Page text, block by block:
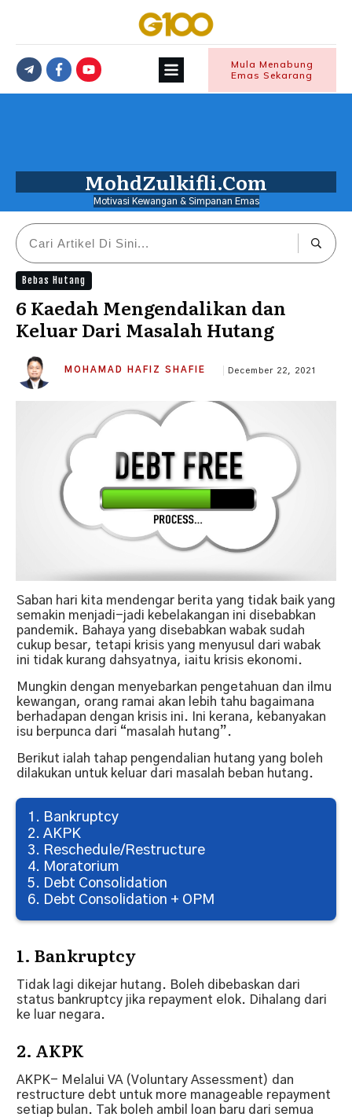
Mula Menabung
Emas Sekarang
MohdZulkifli.Com
Motivasi Kewangan & Simpanan Emas
Bebas Hutang
6 Kaedah Mengendalikan dan
Keluar Dari Masalah Hutang
MOHAMAD HAFIZ SHAFIE December 22, 2021
Saban hari kita mendengar berita yang tidak baik yang
semakin menjadi-jadi kebelakangan ini disebabkan
pandemik. Bahaya yang disebabkan wabak sudah
cukup besar, tetapi krisis yang menyusul dari wabak
ini tidak kurang dahsyatnya, iaitu krisis ekonomi.
Mungkin dengan menyebarkan pengetahuan dan ilmu
kewangan, orang ramai akan lebih tahu bagaimana
berhadapan dengan krisis ini. Ini kerana, kebanyakan
isu berpunca dari “masalah hutang”.
Berikut ialah tahap pengendalian hutang yang boleh
dilakukan untuk keluar dari masalah beban hutang.
1. Bankruptcy
2. AKPK
3. Reschedule/Restructure
4. Moratorium
5. Debt Consolidation
6. Debt Consolidation + OPM
1. Bankruptcy
Tidak lagi dikejar hutang. Boleh dibebaskan dari
status bankruptcy jika repayment elok. Dihalang dari
ke luar negara.
2. AKPK
AKPK- Melalui VA (Voluntary Assessment) dan
restructure debt untuk more manageable repayment
setiap bulan. Tak boleh ambil loan baru dari semua